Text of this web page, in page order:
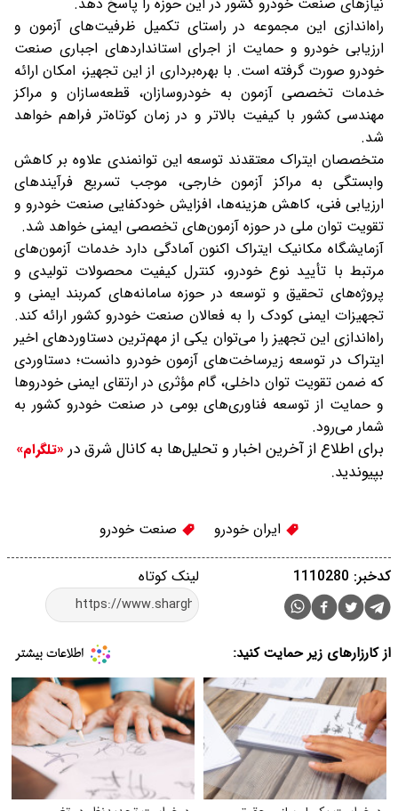
راه‌اندازی این مجموعه در راستای تکمیل ظرفیت‌های آزمون و
ارزیابی خودرو و حمایت از اجرای استانداردهای اجباری صنعت
خودرو صورت گرفته است. با بهره‌برداری از این تجهیز، امکان ارائه
خدمات تخصصی آزمون به خودروسازان، قطعه‌سازان و مراکز
مهندسی کشور با کیفیت بالاتر و در زمان کوتاه‌تر فراهم خواهد
شد.
متخصصان ایتراک معتقدند توسعه این توانمندی علاوه بر کاهش
وابستگی به مراکز آزمون خارجی، موجب تسریع فرآیندهای
ارزیابی فنی، کاهش هزینه‌ها، افزایش خودکفایی صنعت خودرو و
تقویت توان ملی در حوزه آزمون‌های تخصصی ایمنی خواهد شد.
آزمایشگاه مکانیک ایتراک اکنون آمادگی دارد خدمات آزمون‌های
مرتبط با تأیید نوع خودرو، کنترل کیفیت محصولات تولیدی و
پروژه‌های تحقیق و توسعه در حوزه سامانه‌های کمربند ایمنی و
تجهیزات ایمنی کودک را به فعالان صنعت خودرو کشور ارائه کند.
راه‌اندازی این تجهیز را می‌توان یکی از مهم‌ترین دستاوردهای اخیر
ایتراک در توسعه زیرساخت‌های آزمون خودرو دانست؛ دستاوردی
که ضمن تقویت توان داخلی، گام مؤثری در ارتقای ایمنی خودروها
و حمایت از توسعه فناوری‌های بومی در صنعت خودرو کشور به
شمار می‌رود.
برای اطلاع از آخرین اخبار و تحلیل‌ها به کانال شرق در «تلگرام»
بپیوندید.
ایران خودرو صنعت خودرو
لینک کوتاه کدخبر: 1110280
از کارزارهای زیر حمایت کنید: